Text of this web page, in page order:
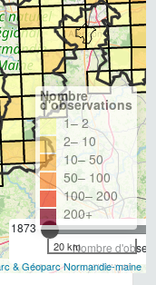
1873
Nombre
Nombre
d'observations
1– 2
2– 10
10– 50
50– 100
100– 200
200+
20 km
& Géoparc Normandie-maine